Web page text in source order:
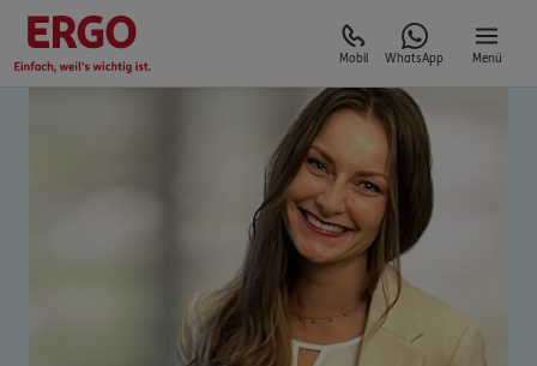
Mobil WhatsApp Menü